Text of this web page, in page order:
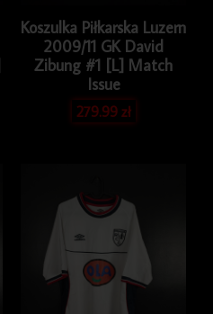
Koszulka Piłkarska Luzern
2009/11 GK David
Zibung #1 [L] Match
Issue
279.99zł